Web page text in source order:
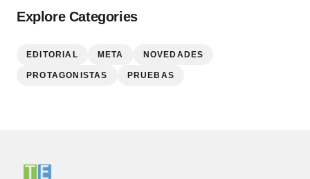
Explore Categories
EDITORIAL META NOVEDADES
PROTAGONISTAS PRUEBAS